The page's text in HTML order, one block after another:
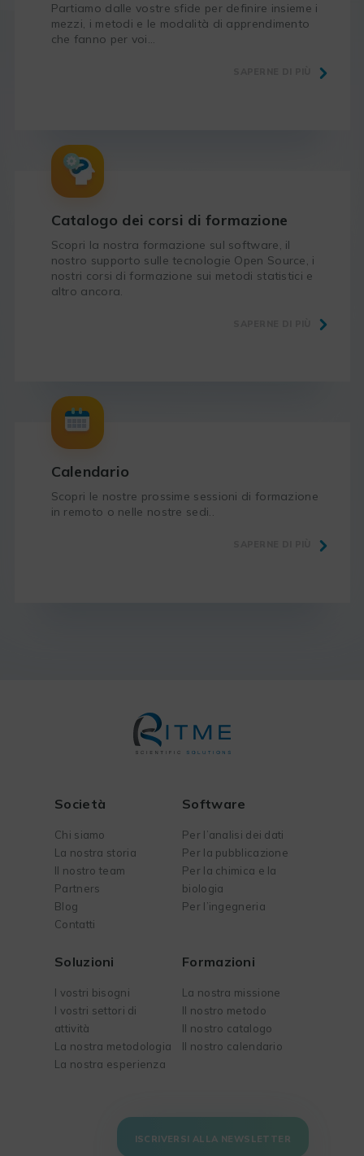
Partiamo dalle vostre sfide per definire insieme i
mezzi, i metodi e le modalità di apprendimento
che fanno per voi…
Catalogo dei corsi di formazione
Scopri la nostra formazione sul software, il
nostro supporto sulle tecnologie Open Source, i
nostri corsi di formazione sui metodi statistici e
altro ancora.
Calendario
Scopri le nostre prossime sessioni di formazione
in remoto o nelle nostre sedi..
Società
Chi siamo
La nostra storia
Il nostro team
Partners
Blog
Contatti
Software
Per l’analisi dei dati
Per la pubblicazione
Per la chimica e la
biologia
Per l’ingegneria
Soluzioni
I vostri bisogni
I vostri settori di
attività
La nostra metodologia
La nostra esperienza
Formazioni
La nostra missione
Il nostro metodo
Il nostro catalogo
Il nostro calendario
ISCRIVERSI ALLA NEWSLETTER